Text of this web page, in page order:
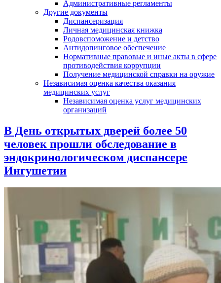
Административные регламенты
Другие документы
Диспансеризация
Личная медицинская книжка
Родовспоможение и детство
Антидопинговое обеспечение
Нормативные правовые и иные акты в сфере
противодействия коррупции
Получение медицинской справки на оружие
Независимая оценка качества оказания
медицинских услуг
Независимая оценка услуг медицинскиx
организаций
В День открытых дверей более 50
человек прошли обследование в
эндокринологическом диспансере
Ингушетии